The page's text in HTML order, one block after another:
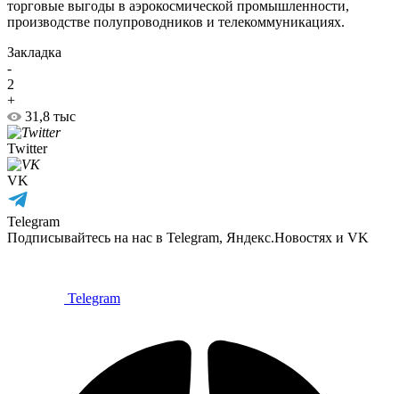
торговые выгоды в аэрокосмической промышленности,
производстве полупроводников и телекоммуникациях.
Закладка
-
2
+
31,8 тыс
Twitter
VK
Telegram
Подписывайтесь на нас в Telegram, Яндекс.Новостях и VK
Telegram